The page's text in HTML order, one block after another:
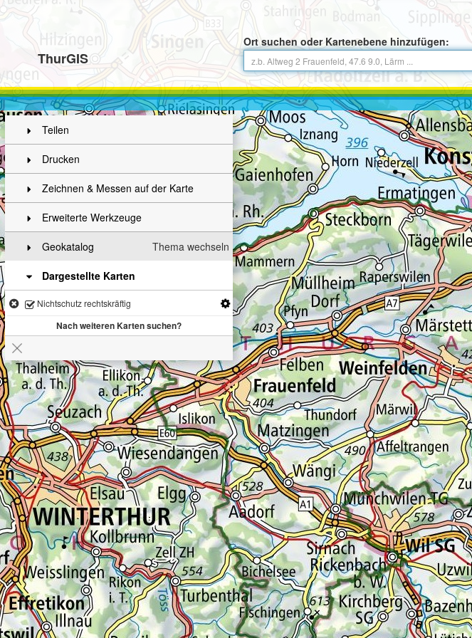
ThurGIS
Ort suchen oder Kartenebene hinzufügen:
Teilen
Drucken
Zeichnen & Messen auf der Karte
Erweiterte Werkzeuge
Thema wechseln
Geokatalog
Dargestellte Karten
Nichtschutz rechtskräftig
Nach weiteren Karten suchen?